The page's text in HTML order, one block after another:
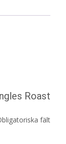
Roast
fält